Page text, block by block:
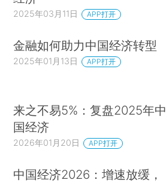
2025年03月11日 APP打开
金融如何助力中国经济转型
2025年01月13日 APP打开
来之不易5%：复盘2025年中
国经济
2026年01月20日 APP打开
中国经济2026：增速放缓，